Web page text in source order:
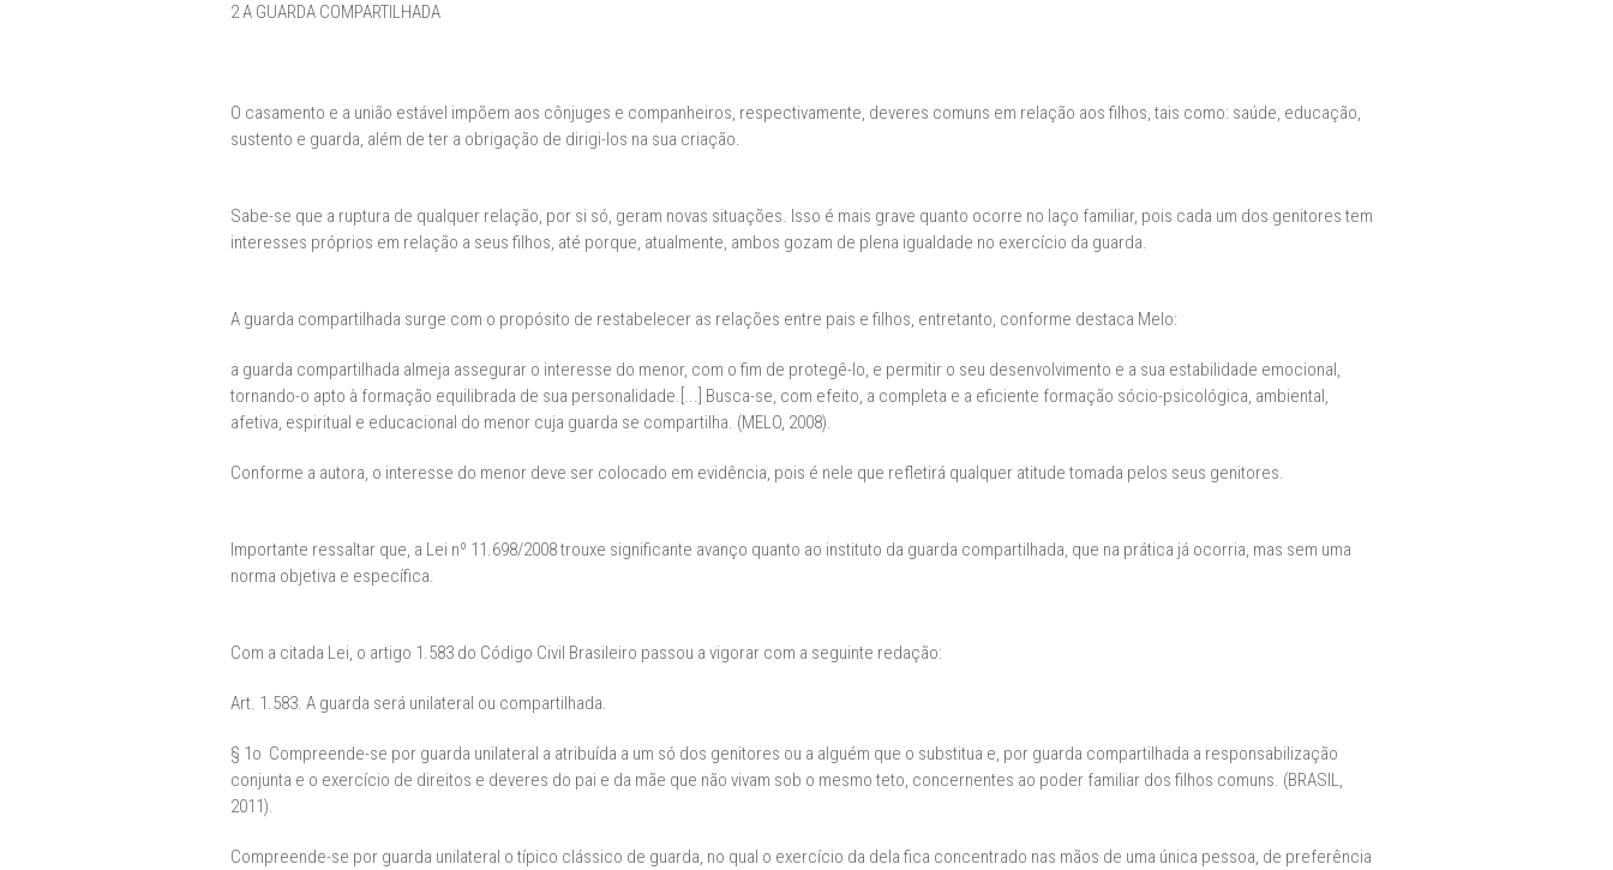
2 A GUARDA COMPARTILHADA
O casamento e a união estável impõem aos cônjuges e companheiros, respectivamente, deveres comuns em relação aos filhos, tais como: saúde, educação,
sustento e guarda, além de ter a obrigação de dirigi-los na sua criação.
Sabe-se que a ruptura de qualquer relação, por si só, geram novas situações. Isso é mais grave quanto ocorre no laço familiar, pois cada um dos genitores tem
interesses próprios em relação a seus filhos, até porque, atualmente, ambos gozam de plena igualdade no exercício da guarda.
A guarda compartilhada surge com o propósito de restabelecer as relações entre pais e filhos, entretanto, conforme destaca Melo:
a guarda compartilhada almeja assegurar o interesse do menor, com o fim de protegê-lo, e permitir o seu desenvolvimento e a sua estabilidade emocional,
tornando-o apto à formação equilibrada de sua personalidade.[...] Busca-se, com efeito, a completa e a eficiente formação sócio-psicológica, ambiental,
afetiva, espiritual e educacional do menor cuja guarda se compartilha. (MELO, 2008).
Conforme a autora, o interesse do menor deve ser colocado em evidência, pois é nele que refletirá qualquer atitude tomada pelos seus genitores.
Importante ressaltar que, a Lei nº 11.698/2008 trouxe significante avanço quanto ao instituto da guarda compartilhada, que na prática já ocorria, mas sem uma
norma objetiva e específica.
Com a citada Lei, o artigo 1.583 do Código Civil Brasileiro passou a vigorar com a seguinte redação:
Art. 1.583. A guarda será unilateral ou compartilhada.
§ 1o Compreende-se por guarda unilateral a atribuída a um só dos genitores ou a alguém que o substitua e, por guarda compartilhada a responsabilização
conjunta e o exercício de direitos e deveres do pai e da mãe que não vivam sob o mesmo teto, concernentes ao poder familiar dos filhos comuns. (BRASIL,
2011).
Compreende-se por guarda unilateral o típico clássico de guarda, no qual o exercício da dela fica concentrado nas mãos de uma única pessoa, de preferência